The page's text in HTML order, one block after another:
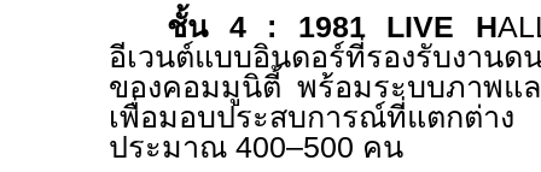
ชั้น4: 1981 LIVE H
อีเวนต์แบบอินดอร์ที่รองรับงานด
ของคอมมูนิตี้ พร้อมระบบภาพแ
เพื่อมอบประสบการณ์ที่แตกต่าง
ประมาณ 400–500 คน